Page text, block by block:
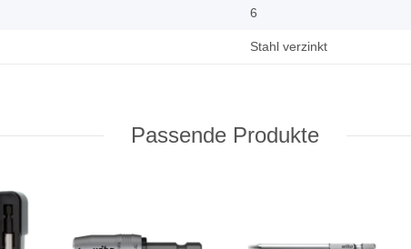
6
Stahl verzinkt
Passende Produkte